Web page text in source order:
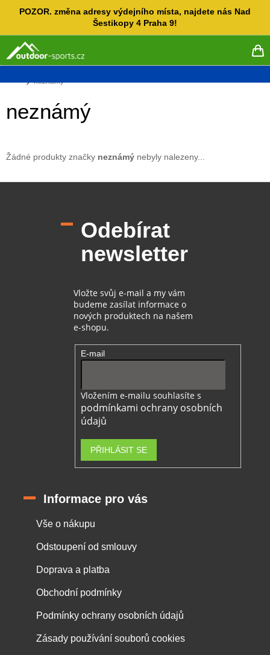
POZOR. změna adresy výdejního místa, najdete nás Nad
Šestikopy 4 Praha 9!
Domů
neznámý
neznámý
Žádné produkty značky neznámý nebyly nalezeny...
Odebírat
newsletter
Vložte svůj e-mail a my vám
budeme zasílat informace o
nových produktech na našem
e-shopu.
E-mail
Vložením e-mailu souhlasíte s
podmínkami ochrany osobních
údajů
PŘIHLÁSIT SE
Informace pro vás
Vše o nákupu
Odstoupení od smlouvy
Doprava a platba
Obchodní podmínky
Podmínky ochrany osobních údajů
Zásady používání souborů cookies